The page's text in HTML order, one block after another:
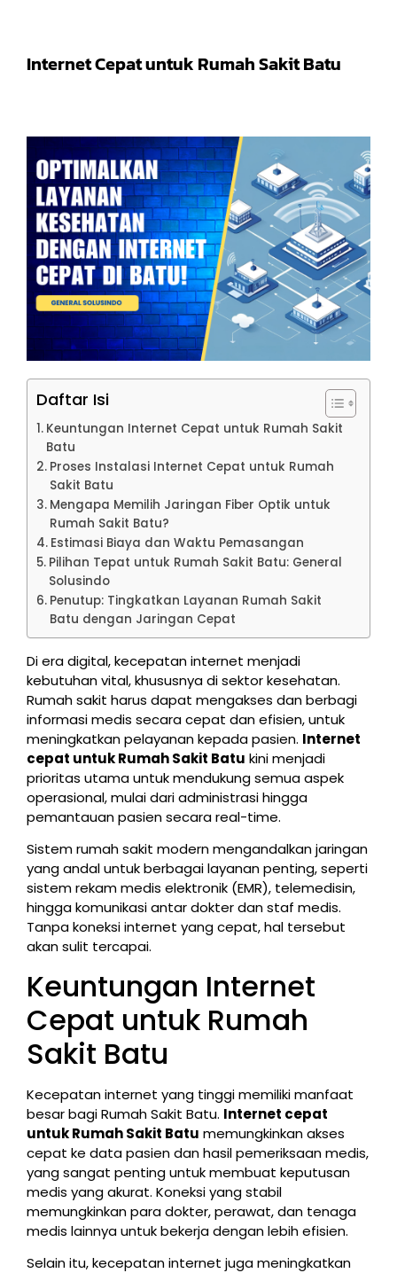
Internet Cepat untuk Rumah Sakit Batu
Daftar Isi
Keuntungan Internet Cepat untuk Rumah Sakit
Batu
Proses Instalasi Internet Cepat untuk Rumah
Sakit Batu
Mengapa Memilih Jaringan Fiber Optik untuk
Rumah Sakit Batu?
Estimasi Biaya dan Waktu Pemasangan
Pilihan Tepat untuk Rumah Sakit Batu: General
Solusindo
Penutup: Tingkatkan Layanan Rumah Sakit
Batu dengan Jaringan Cepat
Di era digital, kecepatan internet menjadi
kebutuhan vital, khususnya di sektor kesehatan.
Rumah sakit harus dapat mengakses dan berbagi
informasi medis secara cepat dan efisien, untuk
meningkatkan pelayanan kepada pasien. Internet
cepat untuk Rumah Sakit Batu kini menjadi
prioritas utama untuk mendukung semua aspek
operasional, mulai dari administrasi hingga
pemantauan pasien secara real-time.
Sistem rumah sakit modern mengandalkan jaringan
yang andal untuk berbagai layanan penting, seperti
sistem rekam medis elektronik (EMR), telemedisin,
hingga komunikasi antar dokter dan staf medis.
Tanpa koneksi internet yang cepat, hal tersebut
akan sulit tercapai.
Keuntungan Internet
Cepat untuk Rumah
Sakit Batu
Kecepatan internet yang tinggi memiliki manfaat
besar bagi Rumah Sakit Batu. Internet cepat
untuk Rumah Sakit Batu memungkinkan akses
cepat ke data pasien dan hasil pemeriksaan medis,
yang sangat penting untuk membuat keputusan
medis yang akurat. Koneksi yang stabil
memungkinkan para dokter, perawat, dan tenaga
medis lainnya untuk bekerja dengan lebih efisien.
Selain itu, kecepatan internet juga meningkatkan